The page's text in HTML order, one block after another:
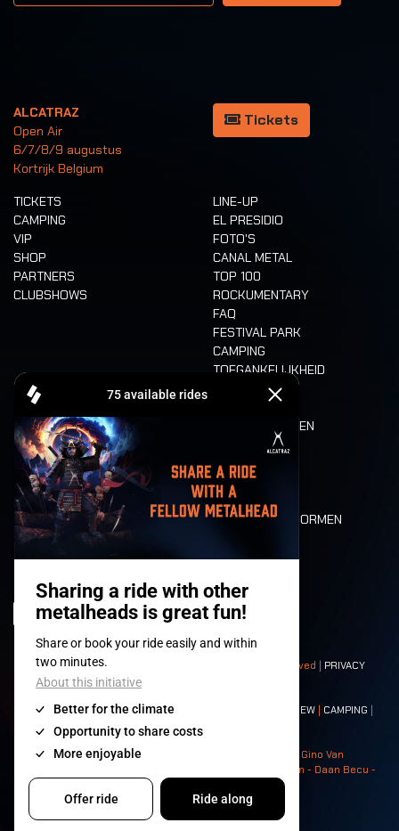
ALCATRAZ
Open Air
6/7/8/9 augustus
Kortrijk Belgium
Tickets
TICKETS
CAMPING
VIP
SHOP
PARTNERS
CLUBSHOWS
LINE-UP
EL PRESIDIO
FOTO'S
CANAL METAL
TOP 100
ROCKUMENTARY
FAQ
FESTIVAL PARK
CAMPING
TOEGANKELIJKHEID
CASHLESS
ETEN EN DRINKEN
MOBILITEIT
LONE WOLVES
PLATTEGROND
DEATH RIDE
WAARDEN EN NORMEN
HISTORIEK
© 2008-2026- Apache Productions VZW – All rights reserved | PRIVACY
POLICY|ALGEMENE VOORWAARDEN
Contact:GENERAL| PARTNERSHIPS CREW | CAMPING |
NEIGHBOURS
Photos: Ann Kermans - Hans Van Hoof - Eliaz Bruggeman - Gino Van
Lancker - Tim Tronckoe - Elsie Roymans - Stijn Verbruggen - Daan Becu -
Claus Christa - Devid Camerlynck